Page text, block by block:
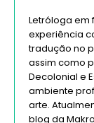
Letróloga em
experiência
tradução no
assim como
Decolonial e
ambiente
arte.
blog da